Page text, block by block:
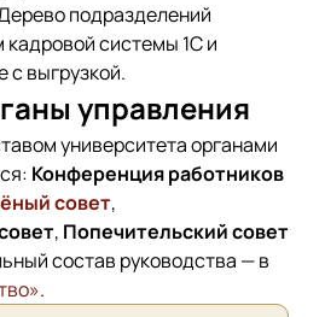
подразделений
системы 1С и
с выгрузкой.
управления
университета органами
Конференция работников
совет,
, Попечительский совет
состав руководства — в
.